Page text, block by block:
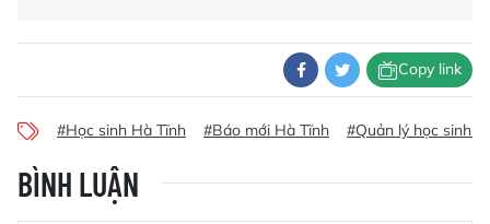
Copy link
#Học sinh Hà Tĩnh #Báo mới Hà Tĩnh #Quản lý học sinh
BÌNH LUẬN